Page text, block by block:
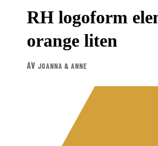
RH logoform
orange liten
AV JOANNA & ANNE